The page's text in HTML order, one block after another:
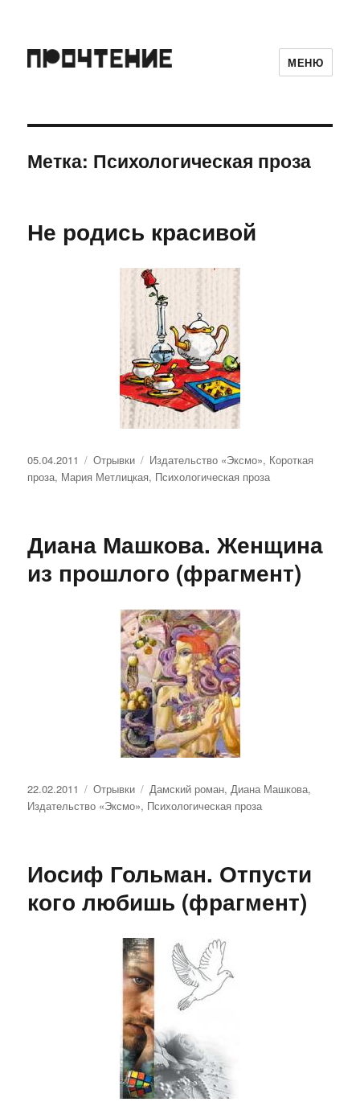
МЕНЮ
Метка: Психологическая проза
Не родись красивой
Опубликовано
05.04.2011 Рубрики
Отрывки Метки
Издательство «Эксмо», Короткая
проза, Мария Метлицкая, Психологическая проза
Диана Машкова. Женщина
из прошлого (фрагмент)
Опубликовано
22.02.2011 Рубрики
Отрывки Метки
Дамский роман,Диана Машкова,
Издательство «Эксмо», Психологическая проза
Иосиф Гольман. Отпусти
кого любишь (фрагмент)